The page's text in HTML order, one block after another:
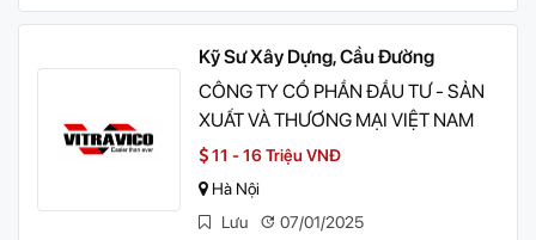
Kỹ Sư Xây Dựng, Cầu Đường
CÔNG TY CỔ PHẦN ĐẦU TƯ - SẢN
XUẤT VÀ THƯƠNG MẠI VIỆT NAM
11 - 16 Triệu VNĐ
Hà Nội
Lưu
07/01/2025